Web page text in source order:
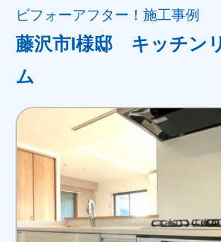
ビフォーアフター！施工事例
藤沢市I様邸 キッチン
ム